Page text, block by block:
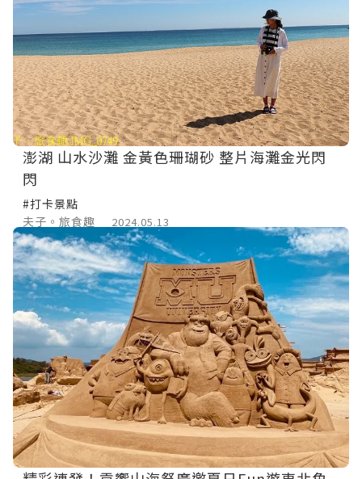
澎湖 山水沙灘 金黃色珊瑚砂 整片海灘金光閃
閃
#打卡景點
夫子。旅食趣
2024.05.13